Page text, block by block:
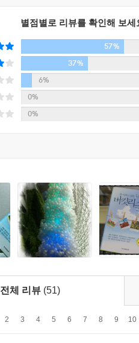
별점별로 리뷰를 확인해 보세
57%
37%
6%
0%
0%
전체 리뷰 (51)
2 3 4 5 6 7 8 9 10